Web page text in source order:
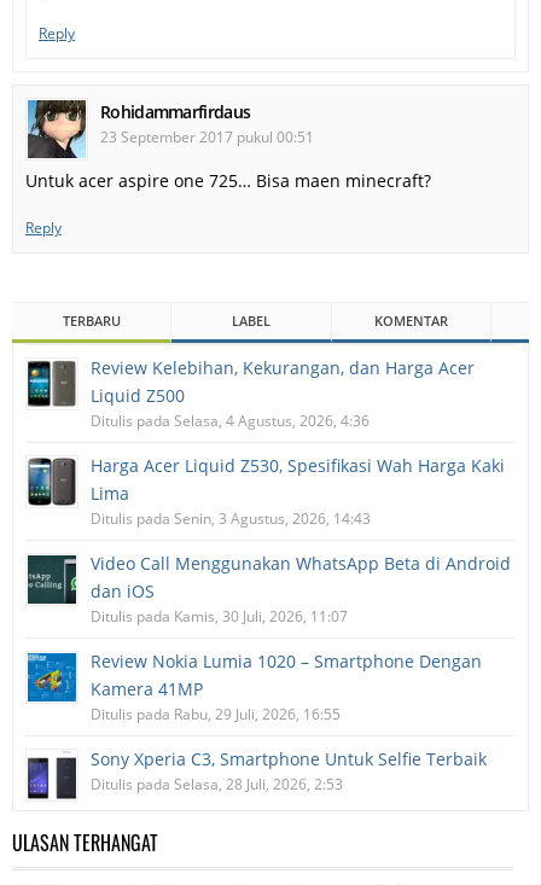
Reply
Rohidammarfirdaus
23 September 2017 pukul 00:51
Untuk acer aspire one 725… Bisa maen minecraft?
Reply
TERBARU LABEL KOMENTAR
Review Kelebihan, Kekurangan, dan Harga Acer
Liquid Z500
Ditulis pada Selasa, 4 Agustus, 2026, 4:36
Harga Acer Liquid Z530, Spesifikasi Wah Harga Kaki
Lima
Ditulis pada Senin, 3 Agustus, 2026, 14:43
Video Call Menggunakan WhatsApp Beta di Android
dan iOS
Ditulis pada Kamis, 30 Juli, 2026, 11:07
Review Nokia Lumia 1020 – Smartphone Dengan
Kamera 41MP
Ditulis pada Rabu, 29 Juli, 2026, 16:55
Sony Xperia C3, Smartphone Untuk Selfie Terbaik
Ditulis pada Selasa, 28 Juli, 2026, 2:53
ULASAN TERHANGAT